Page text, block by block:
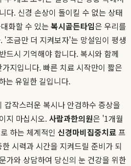
다. 신경 손상이 돌이킬 수 없는 상태
화할 수 있는 복시골든타임은 우리를
'조금만 더 지켜보자'는 망설임이 평생
드시 기억해야 합니다. 복시와 함께
지입니다. 빠른 치료 시작만이 짧은
는 유일한 길입니다.
갑작스러운 복시나 안검하수 증상을
지 마십시오. 사람과한의원은 '1개월
하는 체계적인 신경마비집중치료프
시력과 시간을 지켜드릴 준비가 되
가와 상담하여 당신의 눈 건강을 위한